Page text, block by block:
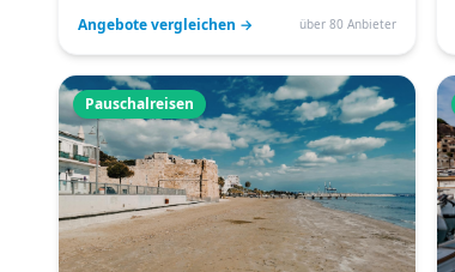
Angebote vergleichen → über 80 Anbieter
Pauschalreisen